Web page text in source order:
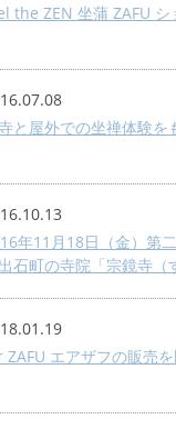
the ZEN 坐蒲 ZAFU シ
と屋外での坐禅体験を
年11月18日（金）第
石町の寺院「宗鏡寺（
ZAFU エアザフの販売